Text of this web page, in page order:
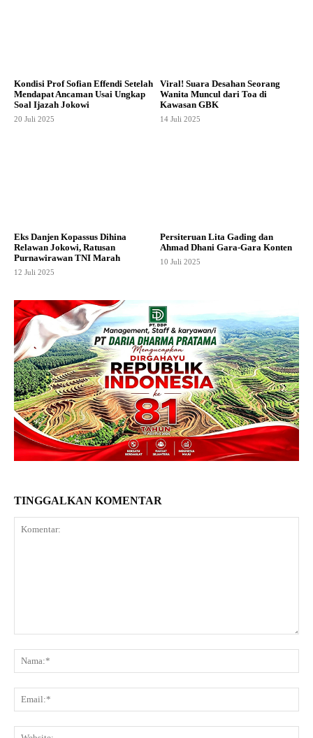
Kondisi Prof Sofian Effendi Setelah
Mendapat Ancaman Usai Ungkap
Soal Ijazah Jokowi
20 Juli 2025
Viral! Suara Desahan Seorang
Wanita Muncul dari Toa di
Kawasan GBK
14 Juli 2025
Eks Danjen Kopassus Dihina
Relawan Jokowi, Ratusan
Purnawirawan TNI Marah
12 Juli 2025
Persiteruan Lita Gading dan
Ahmad Dhani Gara-Gara Konten
10 Juli 2025
TINGGALKAN KOMENTAR